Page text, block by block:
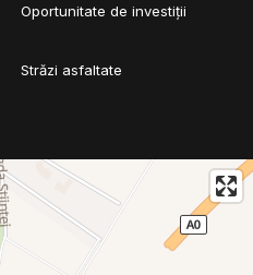
Oportunitate de investiții
Străzi asfaltate